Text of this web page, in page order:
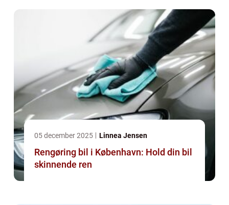
05 december 2025 Linnea Jensen
Rengøring bil i København: Hold din bil
skinnende ren